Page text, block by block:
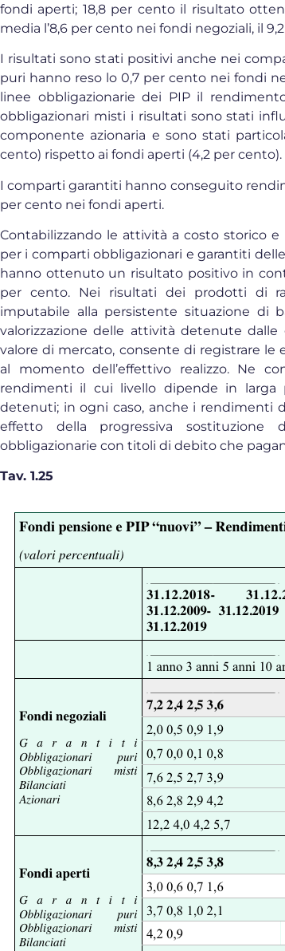
fondi aperti; 18,8 per cento il risultato
media l’8,6 per cento nei fondi negoziali, il
I risultati sono stati positivi anche nei
puri hanno reso lo 0,7 per cento nei fondi
linee obbligazionarie dei PIP il
obbligazionari misti i risultati sono stati
componente azionaria e sono stati
cento) rispetto ai fondi aperti (4,2 per cento).
I comparti garantiti hanno conseguito
per cento nei fondi aperti.
Contabilizzando le attività a costo storico
per i comparti obbligazionari e garantiti
hanno ottenuto un risultato positivo in
per cento. Nei risultati dei prodotti di
imputabile alla persistente situazione di
valorizzazione delle attività detenute
valore di mercato, consente di registrare
al momento dell’effettivo realizzo. Ne
rendimenti il cui livello dipende in larga
detenuti; in ogni caso, anche i rendimenti
effetto della progressiva
obbligazionarie con titoli di debito che
Tav. 1.25